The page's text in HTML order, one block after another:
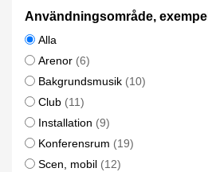
Användningsområde, exempel
Alla
Arenor (6)
Bakgrundsmusik (10)
Club (11)
Installation (9)
Konferensrum (19)
Scen, mobil (12)